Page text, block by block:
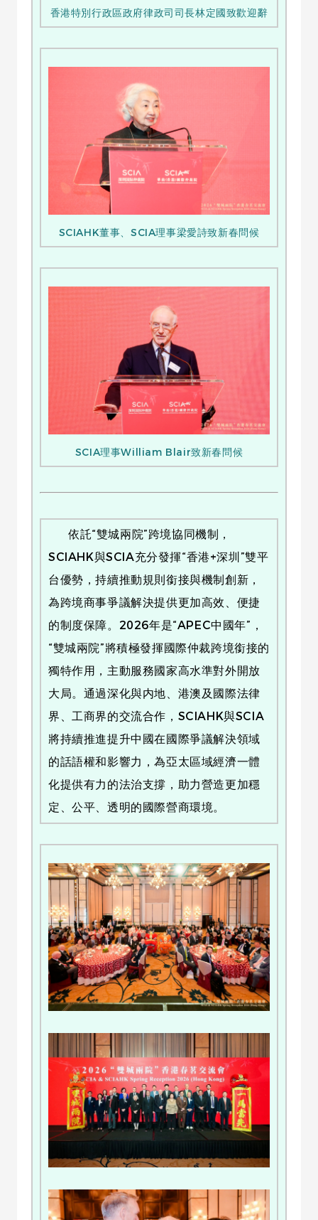
香港特別行政區政府律政司司長林定國致歡迎辭
SCIAHK董事、SCIA理事梁愛詩致新春問候
SCIA理事William Blair致新春問候
依託“雙城兩院”跨境協同機制，
SCIAHK與SCIA充分發揮“香港+深圳”雙平
台優勢，持續推動規則銜接與機制創新，
為跨境商事爭議解決提供更加高效、便捷
的制度保障。2026年是“APEC中國年”，
“雙城兩院”將積極發揮國際仲裁跨境銜接的
獨特作用，主動服務國家高水準對外開放
大局。通過深化與内地、港澳及國際法律
界、工商界的交流合作，SCIAHK與SCIA
將持續推進提升中國在國際爭議解決領域
的話語權和影響力，為亞太區域經濟一體
化提供有力的法治支撐，助力營造更加穩
定、公平、透明的國際營商環境。